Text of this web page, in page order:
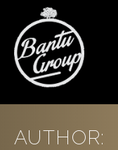
Bantu Group
Wedding Planner and
AUTHOR: